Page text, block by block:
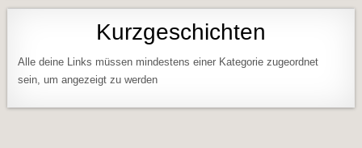
Kurzgeschichten
Alle deine Links müssen mindestens einer Kategorie zugeordnet
sein, um angezeigt zu werden